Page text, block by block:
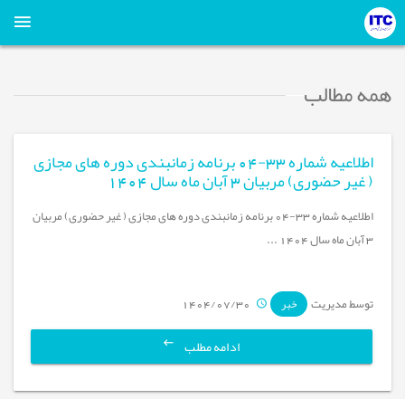
همه مطالب
اطلاعیه شماره 33-04 برنامه زمانبندی دوره های مجازی
( غیر حضوری) مربیان 3 آبان ماه سال 1404
اطلاعیه شماره 33-04 برنامه زمانبندی دوره های مجازی ( غیر حضوری) مربیان
3 آبان ماه سال 1404 ...
توسط مدیریت خبر 1404/07/30
ادامه مطلب